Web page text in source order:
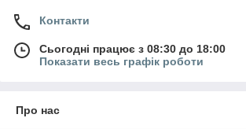
Контакти
Сьогодні працює з 08:30 до 18:00
Показати весь графік роботи
Про нас